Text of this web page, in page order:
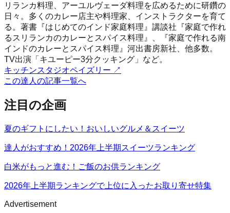
リランカ料理、アーユルヴェーダ料理を広めるために研鑽の
日々。多くのカレー店主や料理家、インストラクターを育て
る。著書『はじめてのインド家庭料理』講談社『家庭で作れ
るスリランカのカレーとスパイス料理』、『家庭で作れる南
インドのカレーとスパイス料理』河出書房新社、他多数。
TV出演「キユーピー3分クッキング」など。
キッチンスタジオペイズリー ↗
この達人の記事一覧へ
注目の企画
夏のギフトにしたい！おいしいグルメ＆スイーツ
達人がおすすめ！2026年上半期スイーツランキング
白米がもっと進む！ご飯のお供ランキング
2026年上半期ランキングで上位に入ったお取り寄せ特集
Advertisement